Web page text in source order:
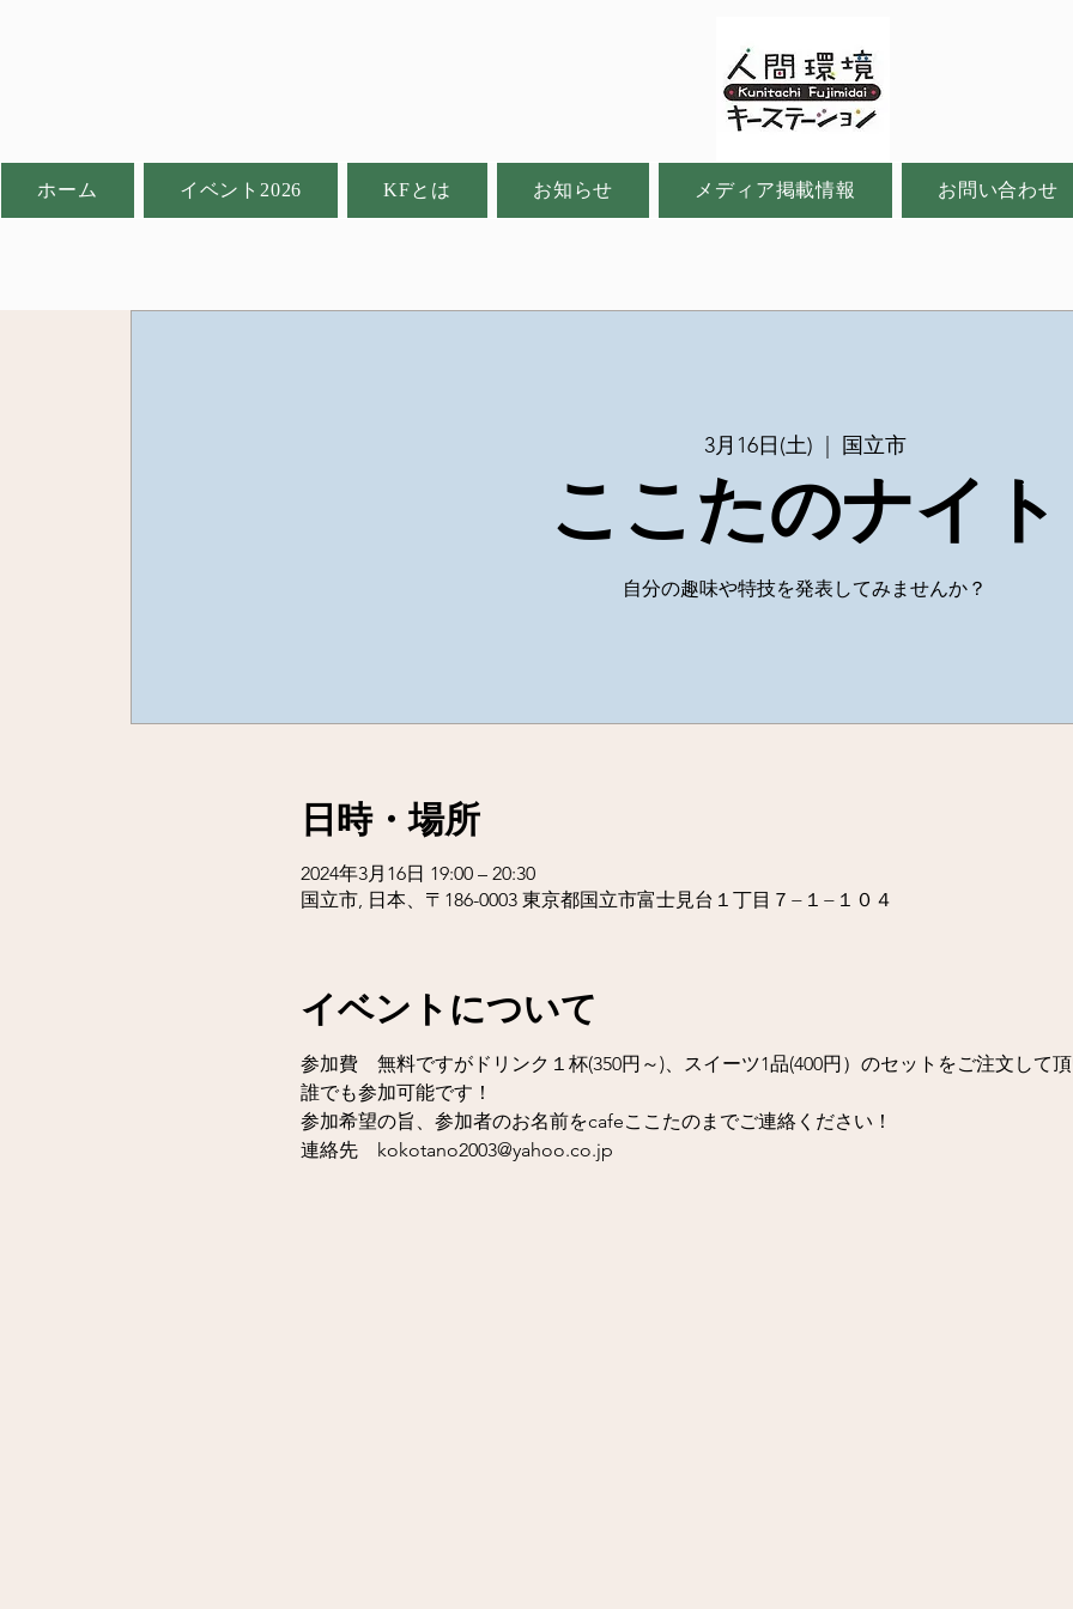
ホーム イベント2026 KFとは お知らせ メディア掲載情報 お問い合わせ
3月16日(土) 国立市
ここたのナイト
日時・場所
2024年3月16日 19:00 – 20:30
国立市, 日本、〒186-0003 東京都国立市富士見台１丁目７−１−１０４
イベントについて
参加費　無料ですがドリンク１杯(350円～)、スイーツ1品(400円）のセットをご注文して頂
誰でも参加可能です！
参加希望の旨、参加者のお名前をcafeここたのまでご連絡ください！
連絡先　kokotano2003@yahoo.co.jp